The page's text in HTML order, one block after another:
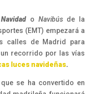
o Navibúsde la
(EMT) empezará a
calles de Madrid para
recorrido por las vías
luces navideñas.
se ha convertido en